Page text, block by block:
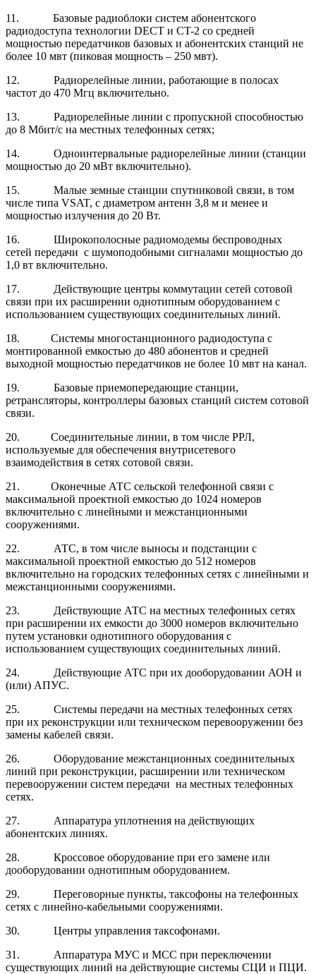
11.
Базовые радиоблоки систем абонентского
радиодоступа технологии DECT и СT-2 со средней
мощностью передатчиков базовых и абонентских станций не
более 10 мвт (пиковая мощность – 250 мвт).
12.
Радиорелейные линии, работающие в полосах
частот до 470 Мгц включительно.
13.
Радиорелейные линии с пропускной способностью
до 8 Мбит/с на местных телефонных сетях;
14.
Одноинтервальные радиорелейные линии (станции
мощностью до 20 мВт включительно).
15.
Малые земные станции спутниковой связи, в том
числе типа VSAT, с диаметром антенн 3,8 м и менее и
мощностью излучения до 20 Вт.
16.
Широкополосные радиомодемы беспроводных
сетей передачи с шумоподобными сигналами мощностью до
1,0 вт включительно.
17.
Действующие центры коммутации сетей сотовой
связи при их расширении однотипным оборудованием с
использованием существующих соединительных линий.
18. Системы многостанционного радиодоступа с
монтированной емкостью до 480 абонентов и средней
выходной мощностью передатчиков не более 10 мвт на канал.
19.
Базовые приемопередающие станции,
ретрансляторы, контроллеры базовых станций систем сотовой
связи.
20. Соединительные линии, в том числе РРЛ,
используемые для обеспечения внутрисетевого
взаимодействия в сетях сотовой связи.
21. Оконечные АТС сельской телефонной связи с
максимальной проектной емкостью до 1024 номеров
включительно с линейными и межстанционными
сооружениями.
22.
АТС, в том числе выносы и подстанции с
максимальной проектной емкостью до 512 номеров
включительно на городских телефонных сетях с линейными и
межстанционными сооружениями.
23.
Действующие АТС на местных телефонных сетях
при расширении их емкости до 3000 номеров включительно
путем установки однотипного оборудования с
использованием существующих соединительных линий.
24.
Действующие АТС при их дооборудовании АОН и
(или) АПУС.
25.
Системы передачи на местных телефонных сетях
при их реконструкции или техническом перевооружении без
замены кабелей связи.
26.
Оборудование межстанционных соединительных
линий при реконструкции, расширении или техническом
перевооружении систем передачи на местных телефонных
сетях.
27.
Аппаратура уплотнения на действующих
абонентских линиях.
28.
Кроссовое оборудование при его замене или
дооборудовании однотипным оборудованием.
29.
Переговорные пункты, таксофоны на телефонных
сетях с линейно-кабельными сооружениями.
30.
Центры управления таксофонами.
31.
Аппаратура МУС и МСС при переключении
существующих линий на действующие системы СЦИ и ПЦИ.